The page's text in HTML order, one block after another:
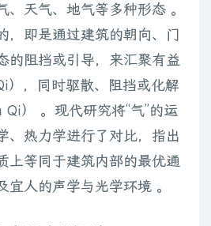
、天气、地气等多种形态 。
，即是通过建筑的朝向、门
的阻挡或引导，来汇聚有益
），同时驱散、阻挡或化解
Qi） 。现代研究将“气”的运
、热力学进行了对比，指出
上等同于建筑内部的最优通
宜人的声学与光学环境 。